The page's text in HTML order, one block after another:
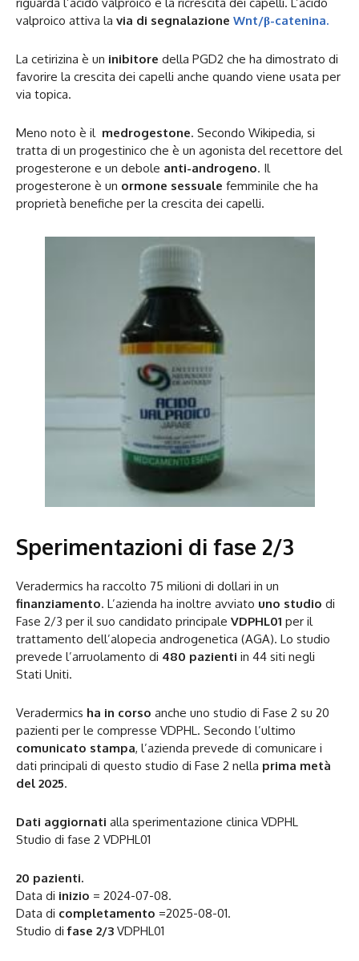
valproico attiva la via di segnalazione Wnt/β-catenina.
La cetirizina è un inibitore della PGD2 che ha dimostrato di
favorire la crescita dei capelli anche quando viene usata per
via topica.
Meno noto è il medrogestone. Secondo Wikipedia, si
tratta di un progestinico che è un agonista del recettore del
progesterone e un debole anti-androgeno. Il
progesterone è un ormone sessuale femminile che ha
proprietà benefiche per la crescita dei capelli.
Sperimentazioni di fase 2/3
Veradermics ha raccolto 75 milioni di dollari in un
finanziamento. L’azienda ha inoltre avviato uno studio di
Fase 2/3 per il suo candidato principale VDPHL01 per il
trattamento dell’alopecia androgenetica (AGA). Lo studio
prevede l’arruolamento di 480 pazienti in 44 siti negli
Stati Uniti.
Veradermics ha in corso anche uno studio di Fase 2 su 20
pazienti per le compresse VDPHL. Secondo l’ultimo
comunicato stampa, l’azienda prevede di comunicare i
dati principali di questo studio di Fase 2 nella prima metà
del 2025.
Dati aggiornati alla sperimentazione clinica VDPHL
Studio di fase 2 VDPHL01
20 pazienti.
Data di inizio = 2024-07-08.
Data di completamento =2025-08-01.
Studio difase 2/3 VDPHL01